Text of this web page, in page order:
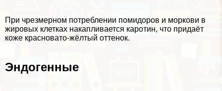
При чрезмерном потрeблении помидоров и моркови в
жировых клетках накапливается каротин, что придаёт
коже красновато-жёлтый оттенок.
Эндогенные